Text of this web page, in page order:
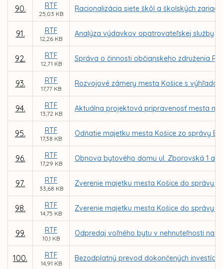
90. RTF
25,03 KB
Racionalizácia siete škôl a školských
91. RTF
12,26 KB
Analýza výdavkov opatrovateľskej služby
92. RTF
12,71 KB
Správa o činnosti občianskeho združenia
93. RTF
17,77 KB
Rozvojové zámery mesta Košice s
94. RTF
13,72 KB
Aktuálna projektová pripravenosť mesta na
95. RTF
17,38 KB
Odňatie majetku mesta Košice zo správy
96. RTF
17,29 KB
Obnova bytového domu ul. Zborovská 1 a 7
97. RTF
33,68 KB
Zverenie majetku mesta Košice do správy
98. RTF
14,75 KB
Zverenie majetku mesta Košice do správy
99. RTF
10,1 KB
Odpredaj voľného bytu v nehnuteľnosti na
100. RTF
14,91 KB
Bezodplatný prevod dokončených investícií